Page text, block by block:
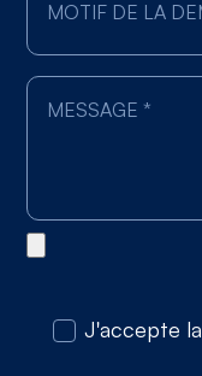
J'accepte la